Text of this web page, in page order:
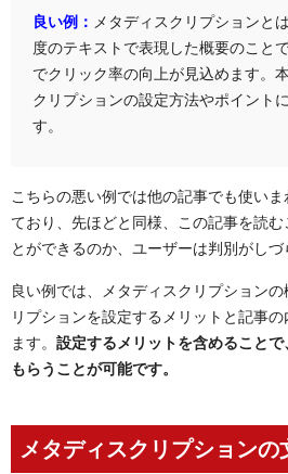
良い例： メタディスクリプションと
度のテキストで表現した概要のこと
でクリック率の向上が見込めます。
クリプションの設定方法やポイント
す。
こちらの悪い例では他の記事でも使い
ており、先ほどと同様、この記事を読
とができるのか、ユーザーは判別がしづ
良い例では、メタディスクリプション
リプションを設定するメリットと記事
ます。 設定するメリットを含めること
もらうことが可能です。
メタディスクリプションの